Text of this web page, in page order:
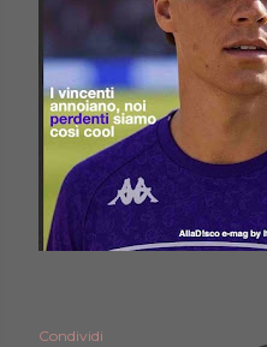
Condividi